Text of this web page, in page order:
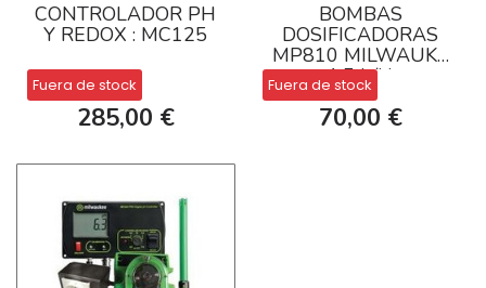
CONTROLADOR PH
Y REDOX : MC125
Fuera de stock
285,00 €
BOMBAS
DOSIFICADORAS
MP810 MILWAUKE
1,5 L/H
Fuera de stock
70,00 €